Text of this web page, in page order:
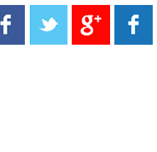
13:40
- 2021/08/15
يوفيتش يعرض خدماته على الإنتير